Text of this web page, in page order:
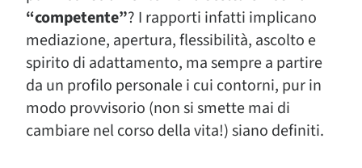
“competente”? I rapporti infatti implicano
mediazione, apertura, flessibilità, ascolto e
spirito di adattamento, ma sempre a partire
da un profilo personale i cui contorni, pur in
modo provvisorio (non si smette mai di
cambiare nel corso della vita!) siano definiti.